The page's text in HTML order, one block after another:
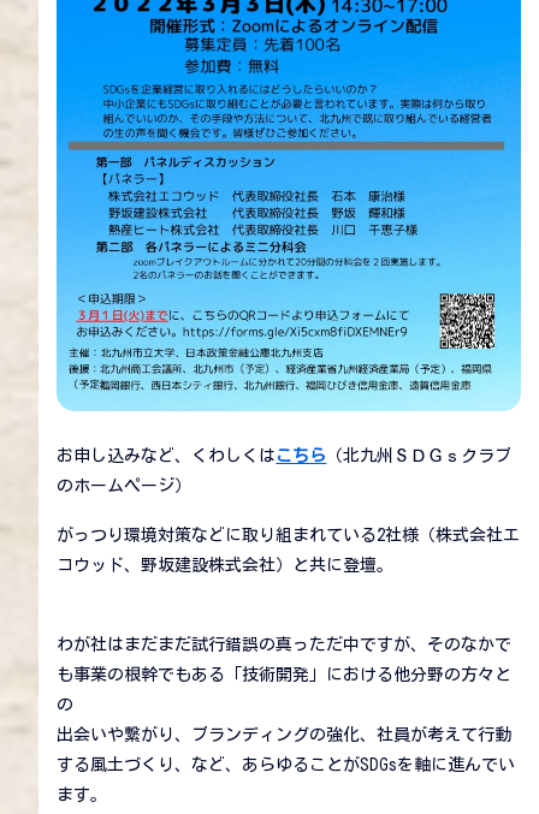
お申し込みなど、くわしくは こちら （北九州ＳＤＧｓクラブ
のホームページ）
がっつり環境対策などに取り組まれている2社様（株式会社エ
コウッド、野坂建設株式会社）と共に登壇。
わが社はまだまだ試行錯誤の真っただ中ですが、そのなかで
も事業の根幹でもある「技術開発」における他分野の方々と
の
出会いや繋がり、ブランディングの強化、社員が考えて行動
する風土づくり、など、あらゆることがSDGsを軸に進んでい
ます。